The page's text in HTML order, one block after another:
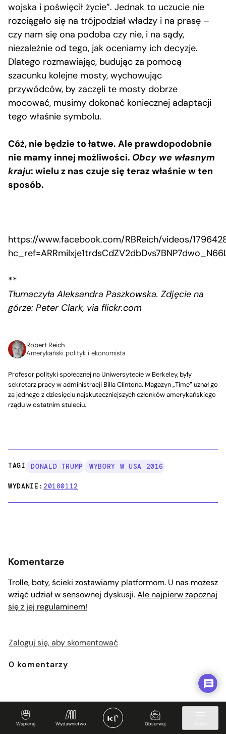
Wspieraj Wydawnictwo Obserwuj
wojska i poświęcił życie”. Jednak to uczucie nie
rozciągało się na trójpodział władzy i na prasę –
czy nam się ona podoba czy nie, i na sądy,
niezależnie od tego, jak oceniamy ich decyzje.
Dlatego rozmawiając, budując za pomocą
szacunku kolejne mosty, wychowując
przywódców, by zaczęli te mosty dobrze
mocować, musimy dokonać koniecznej adaptacji
tego właśnie symbolu.
Cóż, nie będzie to łatwe. Ale prawdopodobnie
nie mamy innej możliwości. Obcy we własnym
kraju: wielu z nas czuje się teraz właśnie w ten
sposób.
https://www.facebook.com/RBReich/videos/
**
Tłumaczyła Aleksandra Paszkowska. Zdjęcie na
górze: Peter Clark, via flickr.com
Robert Reich
Amerykański polityk i ekonomista
Profesor polityki społecznej na Uniwersytecie w Berkeley, były
sekretarz pracy w administracji Billa Clintona. Magazyn „Time” uznał go
za jednego z dziesięciu najskuteczniejszych członków amerykańskiego
rządu w ostatnim stuleciu.
TAGI: DONALD TRUMP WYBORY W USA 2016
WYDANIE:20180112
Komentarze
Trolle, boty, ścieki zostawiamy platformom. U nas możesz
wziąć udział w sensownej dyskusji.Ale najpierw zapoznaj
się z jej regulaminem!
Zaloguj się, aby skomentować
0 komentarzy
Nowości